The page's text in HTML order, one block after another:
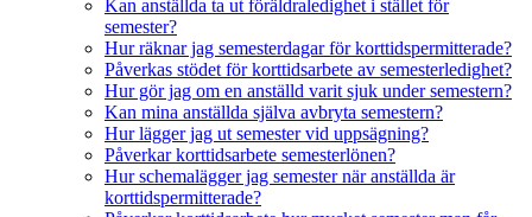
Kan anställda ta ut föräldraledighet i stället för
semester?
Hur räknar jag semesterdagar för korttidspermitterade?
Påverkas stödet för korttidsarbete av semesterledighet?
Hur gör jag om en anställd varit sjuk under semestern?
Kan mina anställda själva avbryta semestern?
Hur lägger jag ut semester vid uppsägning?
Påverkar korttidsarbete semesterlönen?
Hur schemalägger jag semester när anställda är
korttidspermitterade?